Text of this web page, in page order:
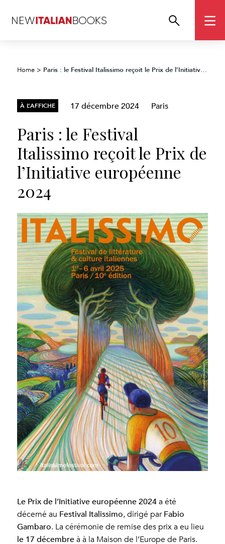
Home > Paris : le Festival Italissimo reçoit le Prix de l’Initiative européenne 2024
À L’AFFICHE 17 décembre 2024 Paris
Paris : le Festival
Italissimo reçoit le Prix de
l’Initiative européenne
2024
Le Prix de l’Initiative européenne 2024 a été
décerné au Festival Italissimo, dirigé par Fabio
Gambaro. La cérémonie de remise des prix a eu lieu
le 17 décembre à à la Maison de l’Europe de Paris.